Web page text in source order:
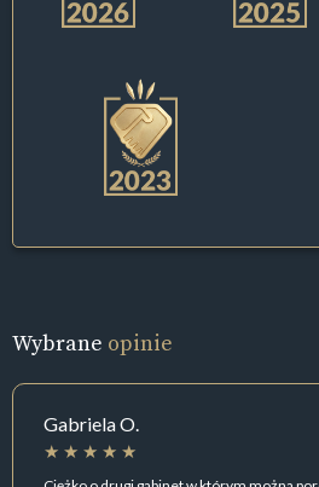
Wybrane opinie
Gabriela O.